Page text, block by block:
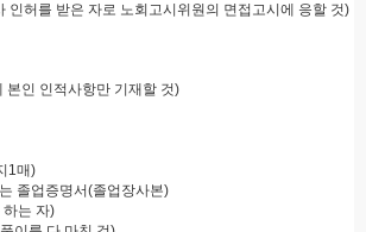
인허를 받은 자로 노회고시위원의 면접고시에 응할 것)
본인 인적사항만 기재할 것)
1매)
졸업증명서(졸업장사본)
하는 자)